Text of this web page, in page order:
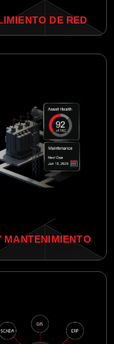
DE RED
MANTENIMIENTO